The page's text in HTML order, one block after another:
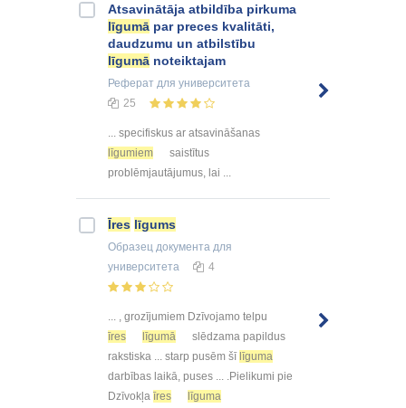
Atsavinātāja atbildība pirkuma
līgumā par preces kvalitāti,
daudzumu un atbilstību
līgumā noteiktajam
Реферат для университета
25
... specifiskus ar atsavināšanas
līgumiem
saistītus
problēmjautājumus, lai ...
Īres līgums
Образец документа для
университета
4
... , grozījumiem Dzīvojamo telpu
īres
līgumā
slēdzama papildus
rakstiska ... starp pusēm šīlīguma
darbības laikā, puses ... .Pielikumi pie
Dzīvokļa īres
līguma